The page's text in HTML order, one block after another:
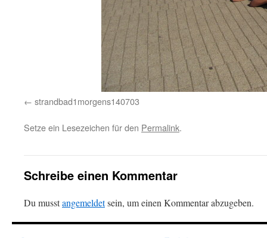
strandbad1morgens140703
Setze ein Lesezeichen für den Permalink.
Schreibe einen Kommentar
Du musstangemeldetsein, um einen Kommentar abzugeben.